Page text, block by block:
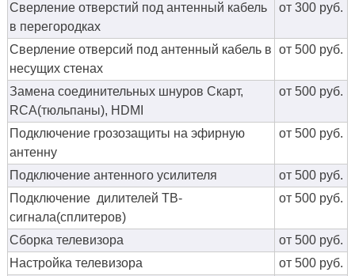
Сверление отверстий под антенный кабель
в перегородках
от 300 руб.
Сверление отверсий под антенный кабель в
несущих стенах
от 500 руб.
Замена соединительных шнуров Скарт,
RCA(тюльпаны), HDMI
от 500 руб.
Подключение грозозащиты на эфирную
антенну
от 500 руб.
Подключение антенного усилителя
от 500 руб.
Подключение дилителей ТВ-
сигнала(сплитеров)
от 500 руб.
Сборка телевизора
от 500 руб.
Настройка телевизора
от 500 руб.